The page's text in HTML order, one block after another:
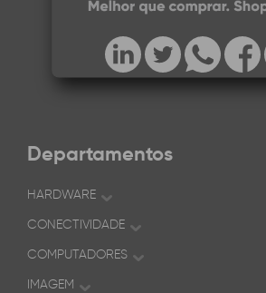
Departamentos
HARDWARE
CONECTIVIDADE
COMPUTADORES
IMAGEM